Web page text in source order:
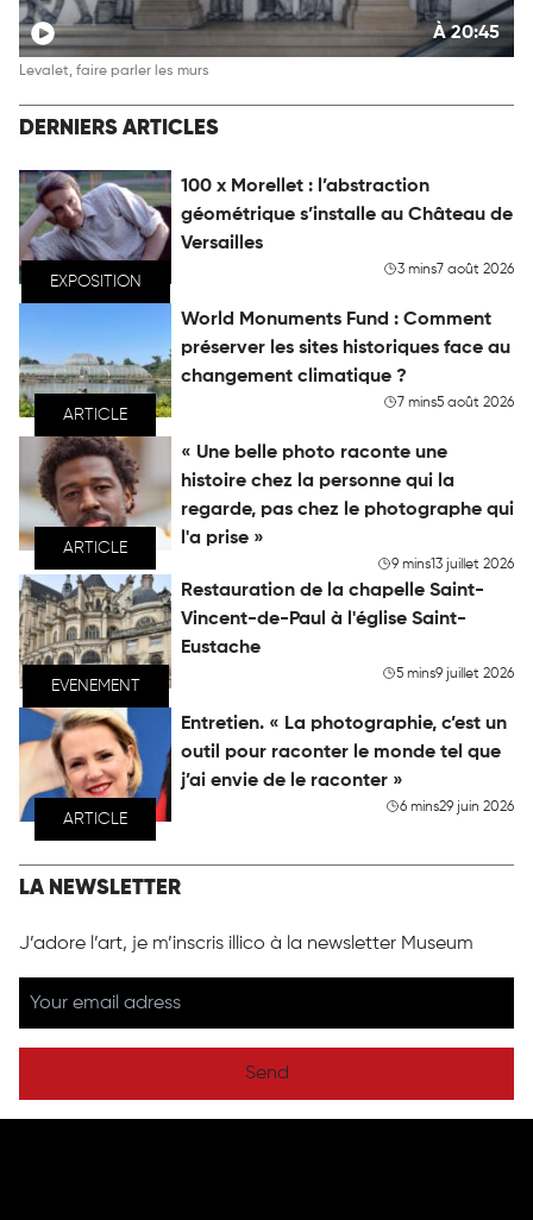
À 20:45
Levalet, faire parler les murs
DERNIERS ARTICLES
EXPOSITION
100 x Morellet : l’abstraction
géométrique s’installe au Château de
Versailles
3 mins7 août 2026
ARTICLE
World Monuments Fund : Comment
préserver les sites historiques face au
changement climatique ?
7 mins5 août 2026
ARTICLE
« Une belle photo raconte une
histoire chez la personne qui la
regarde, pas chez le photographe qui
l'a prise »
9 mins13 juillet 2026
EVENEMENT
Restauration de la chapelle Saint-
Vincent-de-Paul à l'église Saint-
Eustache
5 mins9 juillet 2026
ARTICLE
Entretien. « La photographie, c’est un
outil pour raconter le monde tel que
j’ai envie de le raconter »
6 mins29 juin 2026
LA NEWSLETTER
J’adore l’art, je m’inscris illico à la newsletter Museum
Send